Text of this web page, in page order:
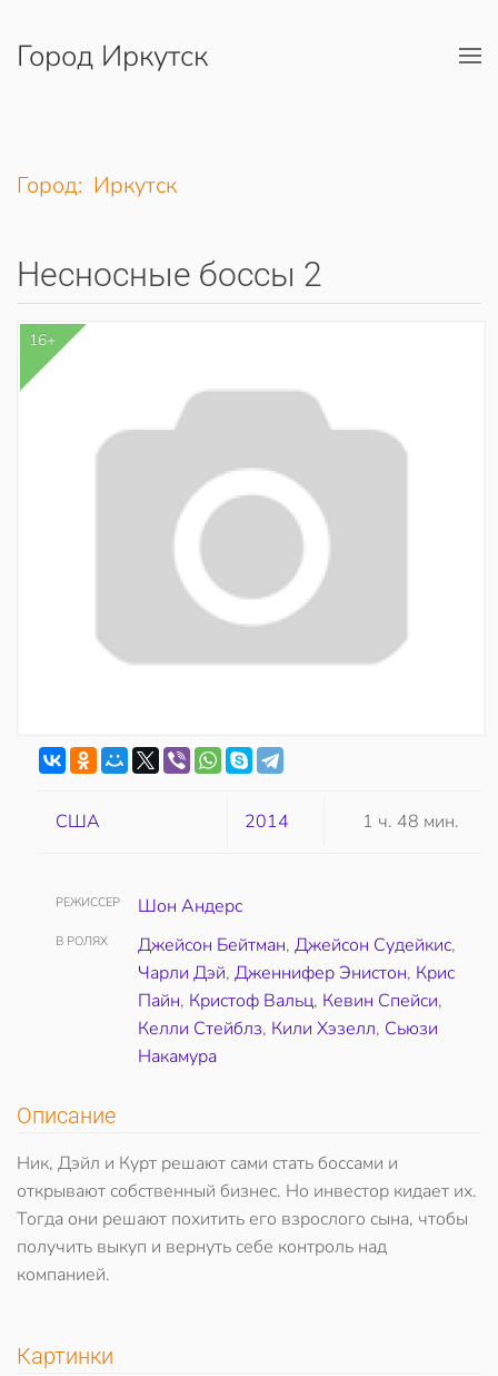
Перейти к содержимому
Город Иркутск
Город: Иркутск
Несносные боссы 2
16+
США 2014 1 ч. 48 мин.
РЕЖИССЕР Шон Андерс
В РОЛЯХ Джейсон Бейтман, Джейсон Судейкис,
Чарли Дэй, Дженнифер Энистон, Крис
Пайн, Кристоф Вальц, Кевин Спейси,
Келли Стейблз, Кили Хэзелл, Сьюзи
Накамура
Описание
Ник, Дэйл и Курт решают сами стать боссами и
открывают собственный бизнес. Но инвестор кидает их.
Тогда они решают похитить его взрослого сына, чтобы
получить выкуп и вернуть себе контроль над
компанией.
Картинки